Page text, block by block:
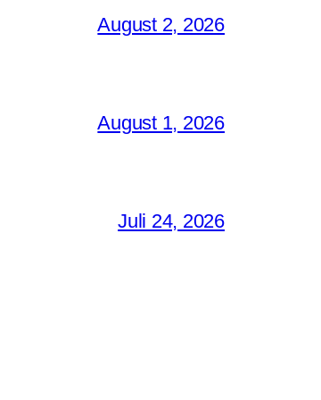
August 2, 2026
August 1, 2026
Juli 24, 2026